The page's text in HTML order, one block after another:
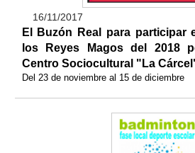
16/11/2017
El Buzón Real para participar
los Reyes Magos del 2018
Centro Sociocultural "La
Del 23 de noviembre al 15 de diciembre